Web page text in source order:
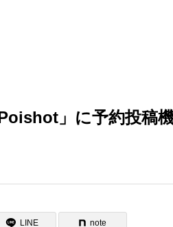
」に予約投稿
LINE note